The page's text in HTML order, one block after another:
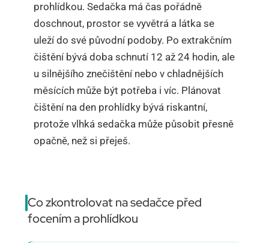
prohlídkou. Sedačka má čas pořádně
doschnout, prostor se vyvětrá a látka se
uleží do své původní podoby. Po extrakčním
čištění bývá doba schnutí 12 až 24 hodin, ale
u silnějšího znečištění nebo v chladnějších
měsících může být potřeba i víc. Plánovat
čištění na den prohlídky bývá riskantní,
protože vlhká sedačka může působit přesně
opačně, než si přeješ.
Co zkontrolovat na sedačce před
focením a prohlídkou